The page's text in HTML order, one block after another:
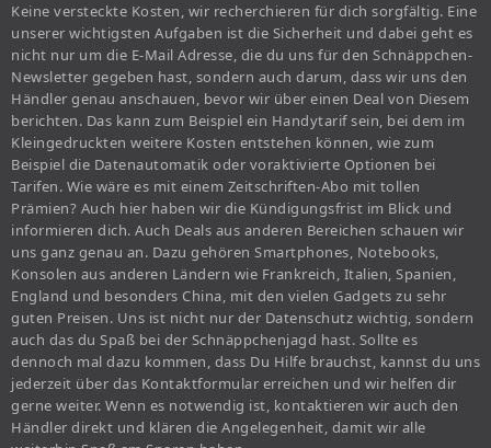
Keine versteckte Kosten, wir recherchieren für dich sorgfältig. Eine
unserer wichtigsten Aufgaben ist die Sicherheit und dabei geht es
nicht nur um die E-Mail Adresse, die du uns für den Schnäppchen-
Newsletter gegeben hast, sondern auch darum, dass wir uns den
Händler genau anschauen, bevor wir über einen Deal von Diesem
berichten. Das kann zum Beispiel ein Handytarif sein, bei dem im
Kleingedruckten weitere Kosten entstehen können, wie zum
Beispiel die Datenautomatik oder voraktivierte Optionen bei
Tarifen. Wie wäre es mit einem Zeitschriften-Abo mit tollen
Prämien? Auch hier haben wir die Kündigungsfrist im Blick und
informieren dich. Auch Deals aus anderen Bereichen schauen wir
uns ganz genau an. Dazu gehören Smartphones, Notebooks,
Konsolen aus anderen Ländern wie Frankreich, Italien, Spanien,
England und besonders China, mit den vielen Gadgets zu sehr
guten Preisen. Uns ist nicht nur der Datenschutz wichtig, sondern
auch das du Spaß bei der Schnäppchenjagd hast. Sollte es
dennoch mal dazu kommen, dass Du Hilfe brauchst, kannst du uns
jederzeit über das Kontaktformular erreichen und wir helfen dir
gerne weiter. Wenn es notwendig ist, kontaktieren wir auch den
Händler direkt und klären die Angelegenheit, damit wir alle